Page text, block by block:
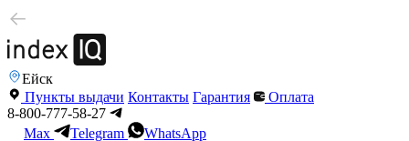
Ейск
Пункты выдачи Контакты Гарантия
Оплата
8-800-777-58-27
Max
Telegram
WhatsApp